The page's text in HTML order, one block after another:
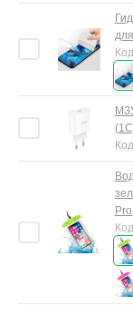
Pro